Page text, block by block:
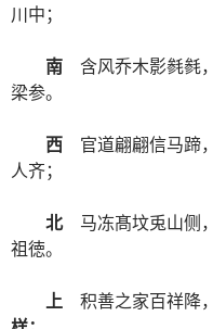
川中；
南 含风乔木影毵毵
梁参。
西 官道翩翩信马蹄
人齐；
北马冻髙坟兎山侧
祖徳。
上 积善之家百祥降